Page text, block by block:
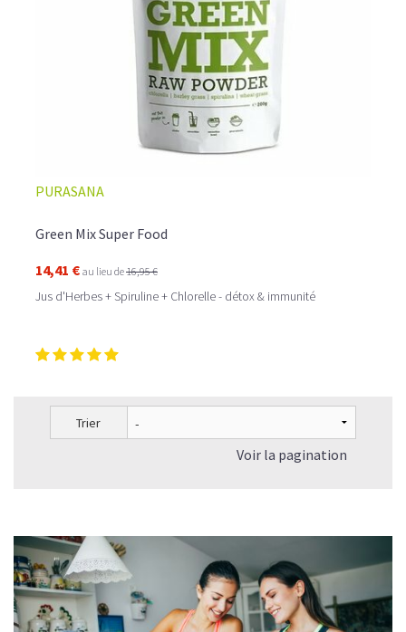
PURASANA
Green Mix Super Food
14,41 € au lieu de16,95 €
Jus d'Herbes + Spiruline + Chlorelle - détox & immunité
Trier
Voir la pagination